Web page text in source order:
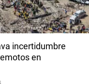
incertidumbre
en